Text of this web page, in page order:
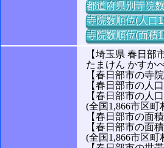
都道府県別寺院
寺院数順位(人口
寺院数順位(面積
【埼玉県 春日部
たまけん かすか
【春日部市の寺
【春日部市の人
【春日部市の人
(全国1,866市区町
【春日部市の面
【春日部市の面
(全国1,866市区町